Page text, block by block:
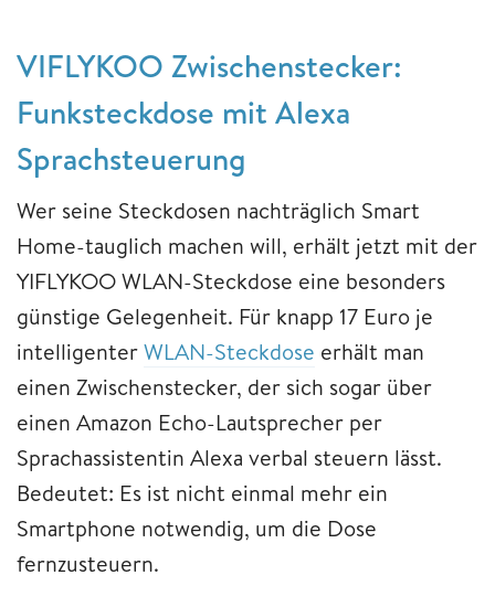
VIFLYKOO Zwischenstecker:
Funksteckdose mit Alexa
Sprachsteuerung
Wer seine Steckdosen nachträglich Smart
Home-tauglich machen will, erhält jetzt mit der
YIFLYKOO WLAN-Steckdose eine besonders
günstige Gelegenheit. Für knapp 17 Euro je
intelligenterWLAN-Steckdose erhält man
einen Zwischenstecker, der sich sogar über
einen Amazon Echo-Lautsprecher per
Sprachassistentin Alexa verbal steuern lässt.
Bedeutet: Es ist nicht einmal mehr ein
Smartphone notwendig, um die Dose
fernzusteuern.